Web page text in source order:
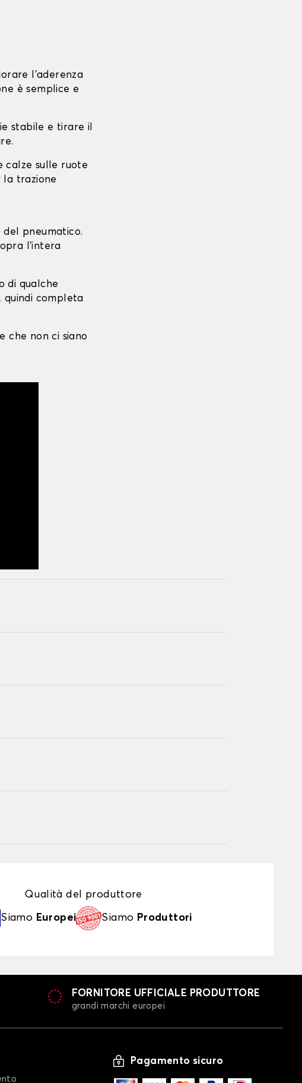
l'aderenza
è semplice e
stabile e tirare il
calze sulle ruote
la trazione
pneumatico.
l'intera
di qualche
completa
che non ci siano
Qualità del produttore
Siamo Europei Siamo Produttori
FORNITORE UFFICIALE PRODUTTORE
grandi marchi europei
Pagamento sicuro